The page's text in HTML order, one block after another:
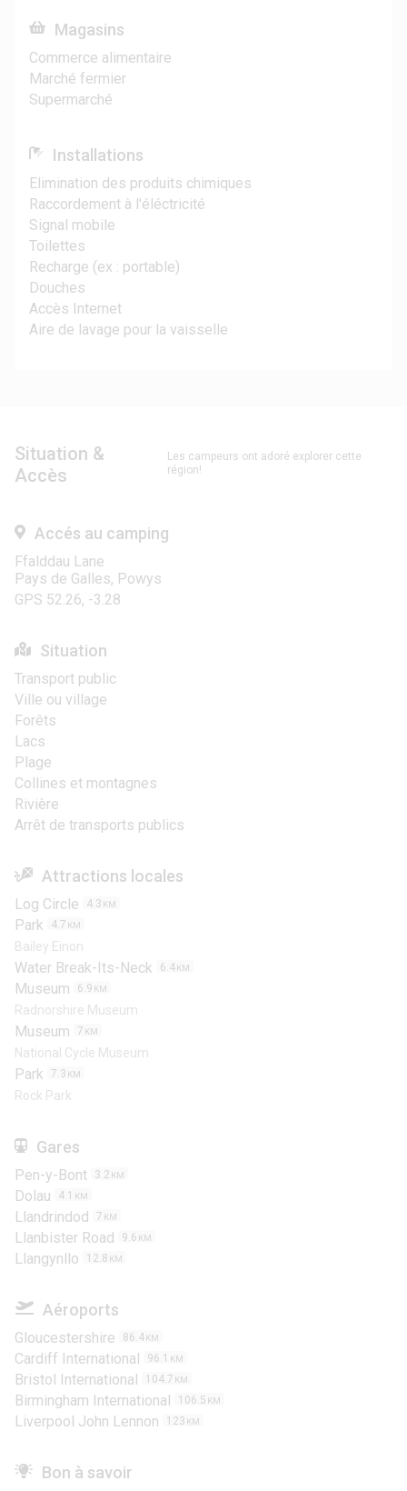
Magasins
Commerce alimentaire
Marché fermier
Supermarché
Installations
Elimination des produits chimiques
Raccordement à l'éléctricité
Signal mobile
Toilettes
Recharge (ex : portable)
Douches
Accès Internet
Aire de lavage pour la vaisselle
Situation &
Accès
Les campeurs ont adoré explorer cette
région!
Accés au camping
Ffalddau Lane
Pays de Galles, Powys
GPS 52.26, -3.28
Situation
Transport public
Ville ou village
Forêts
Lacs
Plage
Collines et montagnes
Rivière
Arrêt de transports publics
Attractions locales
Log Circle 4.3 KM
Park 4.7 KM
Bailey Einon
Water Break-Its-Neck 6.4 KM
Museum 6.9 KM
Radnorshire Museum
Museum 7 KM
National Cycle Museum
Park 7.3 KM
Rock Park
Gares
Pen-y-Bont 3.2 KM
Dolau 4.1 KM
Llandrindod 7 KM
Llanbister Road 9.6 KM
Llangynllo 12.8 KM
Aéroports
Gloucestershire 86.4 KM
Cardiff International 96.1 KM
Bristol International 104.7 KM
Birmingham International 106.5 KM
Liverpool John Lennon 123 KM
Bon à savoir